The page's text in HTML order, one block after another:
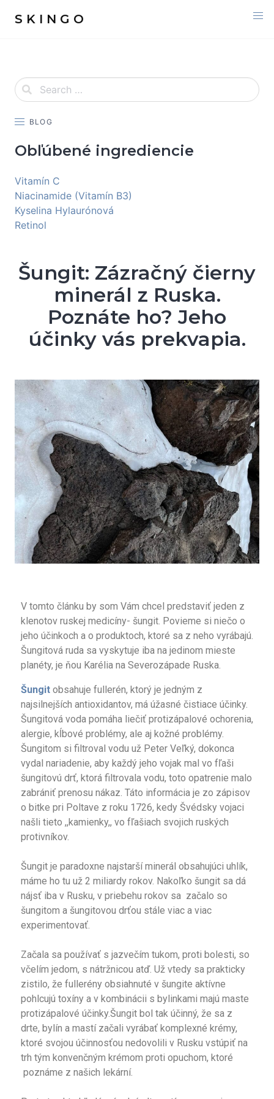
S K I N G O
BLOG
Obľúbené ingrediencie
Vitamín C
Niacinamide (Vitamín B3)
Kyselina Hylaurónová
Retinol
Šungit: Zázračný čierny
minerál z Ruska.
Poznáte ho? Jeho
účinky vás prekvapia.
V tomto článku by som Vám chcel predstaviť jeden z
klenotov ruskej medicíny- šungit. Povieme si niečo o
jeho účinkoch a o produktoch, ktoré sa z neho vyrábajú.
Šungitová ruda sa vyskytuje iba na jedinom mieste
planéty, je ňou Karélia na Severozápade Ruska.
Šungit obsahuje fullerén, ktorý je jedným z
najsilnejších antioxidantov, má úžasné čistiace účinky.
Šungitová voda pomáha liečiť protizápalové ochorenia,
alergie, kĺbové problémy, ale aj kožné problémy.
Šungitom si filtroval vodu už Peter Veľký, dokonca
vydal nariadenie, aby každý jeho vojak mal vo fľaši
šungitovú drť, ktorá filtrovala vodu, toto opatrenie malo
zabrániť prenosu nákaz. Táto informácia je zo zápisov
o bitke pri Poltave z roku 1726, kedy Švédsky vojaci
našli tieto ,,kamienky,, vo fľašiach svojich ruských
protivníkov.
Šungit je paradoxne najstarší minerál obsahujúci uhlík,
máme ho tu už 2 miliardy rokov. Nakoľko šungit sa dá
nájsť iba v Rusku, v priebehu rokov sa začalo so
šungitom a šungitovou drťou stále viac a viac
experimentovať.
Začala sa používať s jazvečím tukom, proti bolesti, so
včelím jedom, s nátržnicou atď. Už vtedy sa prakticky
zistilo, že fullerény obsiahnuté v šungite aktívne
pohlcujú toxíny a v kombinácii s bylinkami majú maste
protizápalové účinky.Šungit bol tak účinný, že sa z
drte, bylín a mastí začali vyrábať komplexné krémy,
ktoré svojou účinnosťou nedovolili v Rusku vstúpiť na
trh tým konvenčným krémom proti opuchom, ktoré
poznáme z našich lekární.